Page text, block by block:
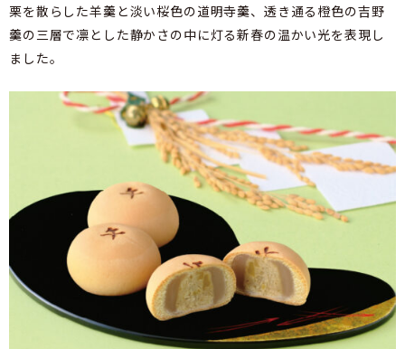
栗を散らした羊羹と淡い桜色の道明寺羹、透き通る橙色の吉野
羹の三層で凛とした静かさの中に灯る新春の温かい光を表現し
ました。